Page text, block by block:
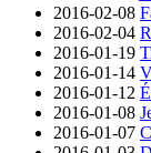
2016-02-08
2016-02-04
2016-01-19
2016-01-14
2016-01-12
2016-01-08
2016-01-07